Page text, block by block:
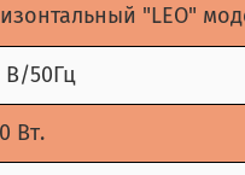
"LEO"
В/50Гц
Вт.